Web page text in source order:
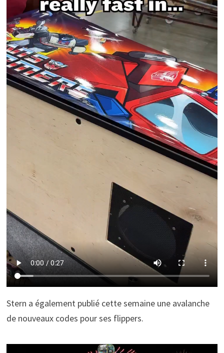
Stern a également publié cette semaine une avalanche
de nouveaux codes pour ses flippers.